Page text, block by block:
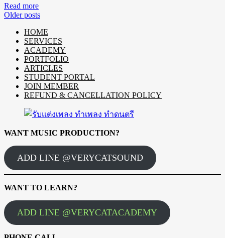
Read more
Older posts
HOME
SERVICES
ACADEMY
PORTFOLIO
ARTICLES
STUDENT PORTAL
JOIN MEMBER
REFUND & CANCELLATION POLICY
WANT MUSIC PRODUCTION?
ADD LINE @VERYCATSOUND
WANT TO LEARN?
ADD LINE @VERYCATACADEMY